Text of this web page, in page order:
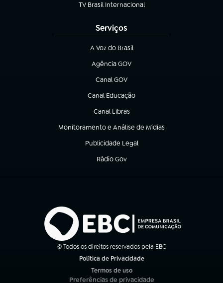
TV Brasil Internacional
(abre em nova aba)
Serviços
A Voz do Brasil
(abre em nova aba)
Agência GOV
(abre em nova aba)
Canal GOV
(abre em nova aba)
Canal Educação
(abre em nova aba)
Canal Libras
(abre em nova aba)
Monitoramento e Análise de Mídias
(abre em nova aba)
Publicidade Legal
(abre em nova aba)
Rádio Gov
(abre em nova aba)
© Todos os direitos reservados pela EBC
Política de Privacidade
Termos de uso
(abre em nova aba)
Preferências de privacidade